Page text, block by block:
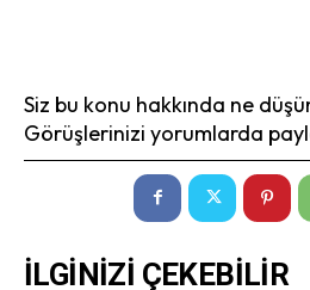
Siz bu konu hakkında ne
Görüşlerinizi yorumlarda